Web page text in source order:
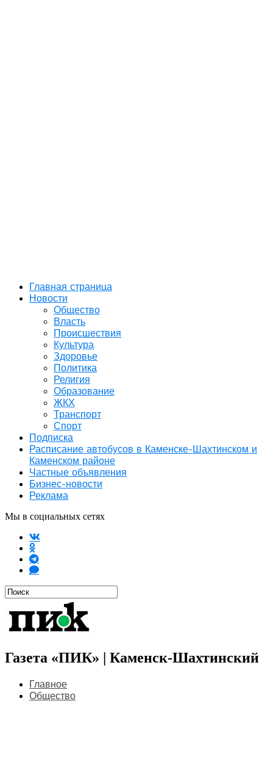
Главная страница
Новости
Общество
Власть
Происшествия
Культура
Здоровье
Политика
Религия
Образование
ЖКХ
Транспорт
Спорт
Подписка
Расписание автобусов в Каменске-Шахтинском и
Каменском районе
Частные объявления
Бизнес-новости
Реклама
Мы в социальных сетях
Газета «ПИК» | Каменск-Шахтинский
Главное
Общество